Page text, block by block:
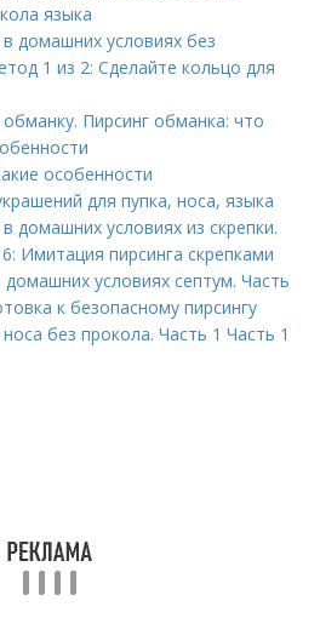
языка
в домашних условиях без
1 из 2: Сделайте кольцо для
обманку. Пирсинг обманка: что
особенности
для пупка, носа, языка
домашних условиях из скрепки.
Имитация пирсинга скрепками
условиях септум. Часть
к безопасному пирсингу
без прокола. Часть 1 Часть 1